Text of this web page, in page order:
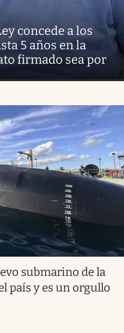
concede a los
5 años en la
firmado sea por
submarino de la
país y es un orgullo